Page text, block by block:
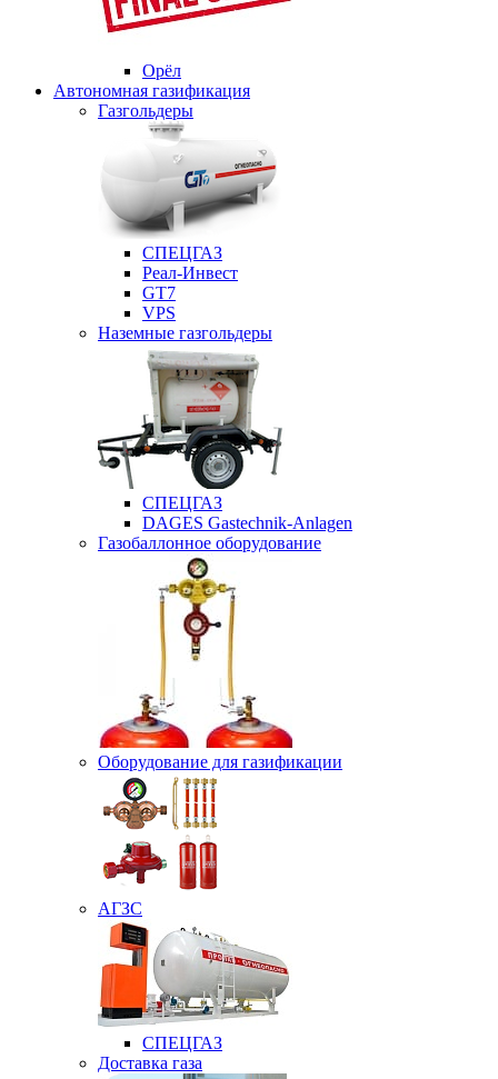
Орёл
Автономная газификация
Газгольдеры
СПЕЦГАЗ
Реал-Инвест
GT7
VPS
Наземные газгольдеры
СПЕЦГАЗ
DAGES Gastechnik-Anlagen
Газобаллонное оборудование
Оборудование для газификации
АГЗС
СПЕЦГАЗ
Доставка газа